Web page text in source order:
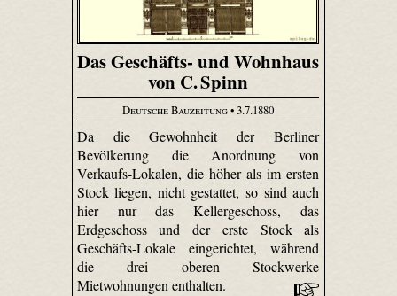
Das Geschäfts- und Wohnhaus
von C. Spinn
Deutsche Bauzeitung• 3.7.1880
Da die Gewohnheit der Berliner
Bevölkerung die Anordnung von
Verkaufs-Lokalen, die höher als im ersten
Stock liegen, nicht gestattet, so sind auch
hier nur das Kellergeschoss, das
Erdgeschoss und der erste Stock als
Geschäfts-Lokale eingerichtet, während
die drei oberen Stockwerke
Mietwohnungen enthalten.